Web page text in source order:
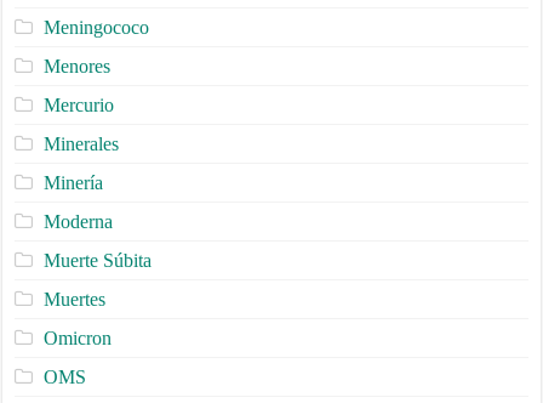
Meningococo
Menores
Mercurio
Minerales
Minería
Moderna
Muerte Súbita
Muertes
Omicron
OMS